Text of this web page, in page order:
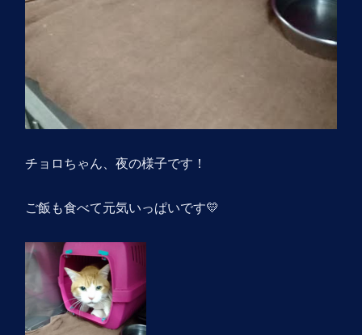
チョロちゃん、夜の様子です！
ご飯も食べて元気いっぱいです💛